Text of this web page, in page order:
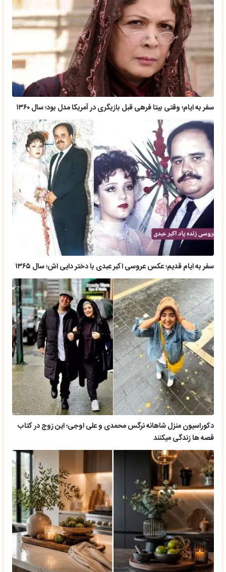
سفر به ایام؛ وقتی بیتا فرهی قبل بازیگری در آمریکا مدل بود؛ سال ۱۳۶۰
سفر به ایام قدیم؛ عکس عروسی اکبر عبدی با دختر دایی اش؛ سال ۱۳۶۵
دکوراسیون منزل شاهانه نرگس محمدی و علی اوجی؛ این زوج در کتاب
قصه ها زندگی میکنند